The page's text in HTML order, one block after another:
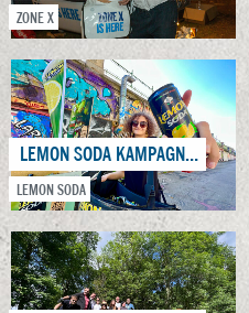
ZONE X
LEMON SODA KAMPAGNE 2023
LEMON SODA